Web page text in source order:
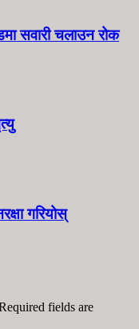
सवारी चलाउन रोक
गरियोस्
fields are